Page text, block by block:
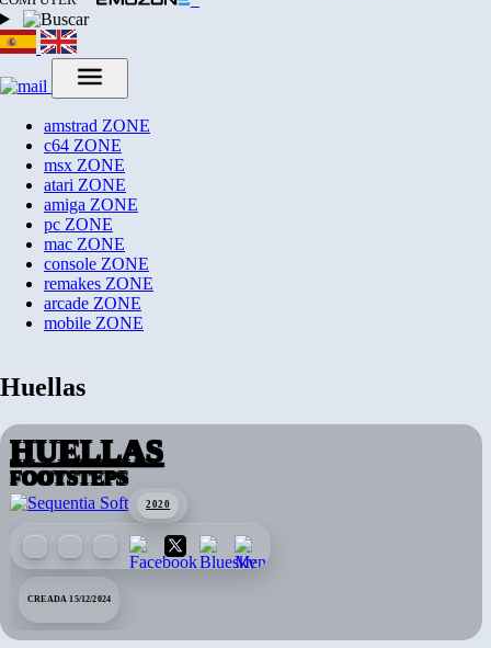
amstrad ZONE
c64 ZONE
msx ZONE
atari ZONE
amiga ZONE
pc ZONE
mac ZONE
console ZONE
remakes ZONE
arcade ZONE
mobile ZONE
Huellas
HUELLAS
FOOTSTEPS
2020
CREADA 15/12/2024